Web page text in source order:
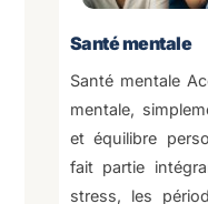
Santé mentale
Santé mentale
mentale,
et équilibre
fait partie
stress, les